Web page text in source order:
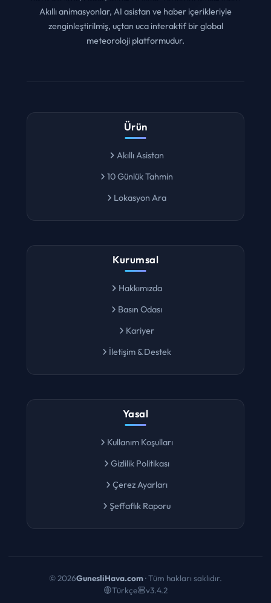
hava durumu, radar, deniz ve solar verilerini analiz eder.
Akıllı animasyonlar, AI asistan ve haber içerikleriyle
zenginleştirilmiş, uçtan uca interaktif bir global
Ürün
Kurumsal
Yasal
GunesliHava.com· Tüm hakları saklıdır.